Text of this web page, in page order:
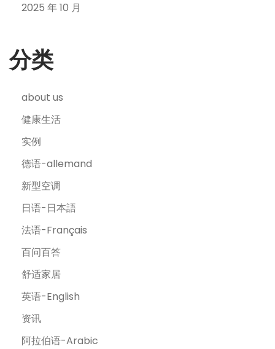
2025 年 10 月
分类
about us
健康生活
实例
德语-allemand
新型空调
日语-日本語
法语-Français
百问百答
舒适家居
英语-English
资讯
阿拉伯语-Arabic